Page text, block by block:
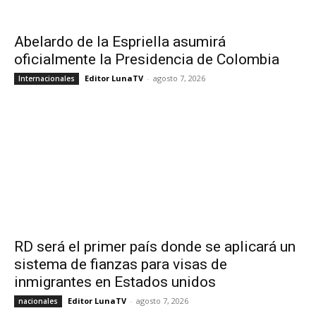
Abelardo de la Espriella asumirá
oficialmente la Presidencia de Colombia
Internacionales Editor LunaTV - agosto 7, 2026
RD será el primer país donde se aplicará un
sistema de fianzas para visas de
inmigrantes en Estados unidos
nacionales Editor LunaTV - agosto 7, 2026